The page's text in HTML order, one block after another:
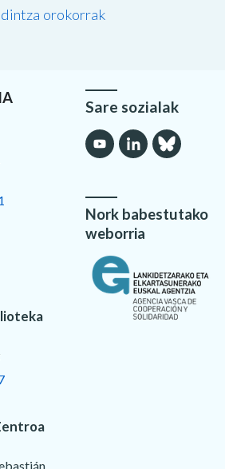
orokorrak
Sare sozialak
Nork babestutako
weborria